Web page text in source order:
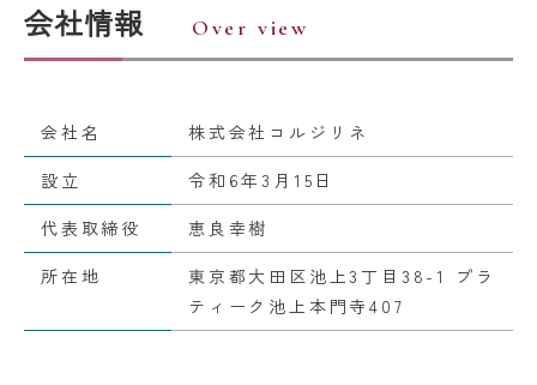
会社情報 Over view
会社名
株式会社コルジリネ
設立
令和6年3月15日
代表取締役
恵良幸樹
所在地
東京都大田区池上3丁目38-1 プラ
ティーク池上本門寺407